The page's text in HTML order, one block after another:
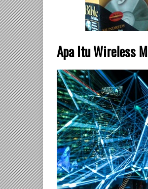
Apa Itu Wireless